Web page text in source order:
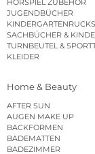
HÖRSPIEL ZUBEHÖR
JUGENDBÜCHER
SACHBÜCHER &
TURNBEUTEL &
KLEIDER
Home & Beauty
AFTER SUN
AUGEN MAKE UP
BACKFORMEN
BADEMATTEN
BADEZIMMER